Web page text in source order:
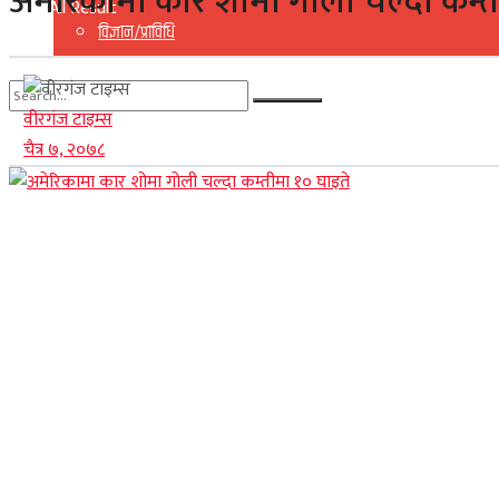
विज्ञान/प्राविधि
No Result
View All Result
View All Result
वीरगंज टाइम्स
चैत्र ७, २०७८